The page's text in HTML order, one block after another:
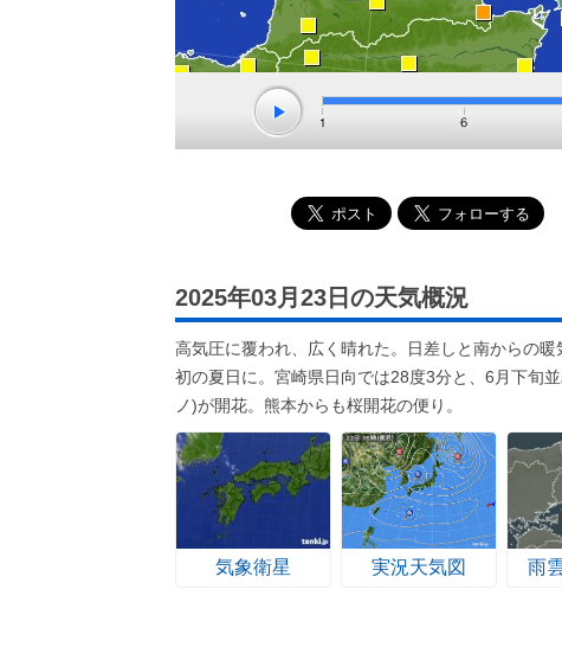
2025年03月23日の天気概況
高気圧に覆われ、広く晴れた。日差しと南からの
初の夏日に。宮崎県日向では28度3分と、6月下旬
ノ)が開花。熊本からも桜開花の便り。
気象衛星 実況天気図 雨